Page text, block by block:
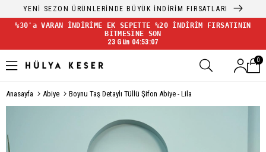
YENİ SEZON ÜRÜNLERİNDE BÜYÜK İNDİRİM FIRSATLARI
%30'a VARAN İNDİRİME EK SEPETTE %20 İNDİRİM FIRSATININ
BİTMESİNE SON
23 Gün 04:53:07
0
Anasayfa Abiye Boynu Taş Detaylı Tüllü Şifon Abiye - Lila